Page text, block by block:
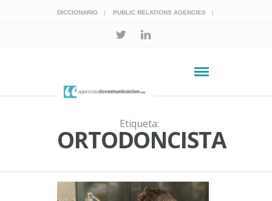
DICCIONARIO PUBLIC RELATIONS AGENCIES
Etiqueta:
ORTODONCISTA